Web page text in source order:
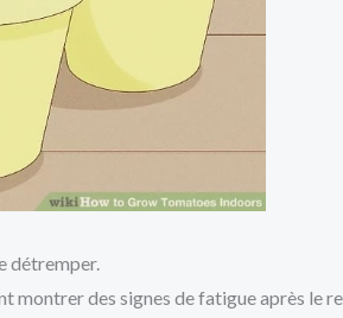
détremper.
montrer des signes de fatigue après le